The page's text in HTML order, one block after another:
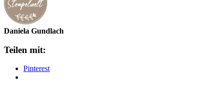
Daniela Gundlach
Teilen mit:
Pinterest